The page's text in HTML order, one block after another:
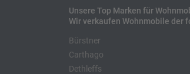
Unsere Top Marken für
Wir verkaufen Wohnmobile der
Bürstner
Carthago
Dethleffs